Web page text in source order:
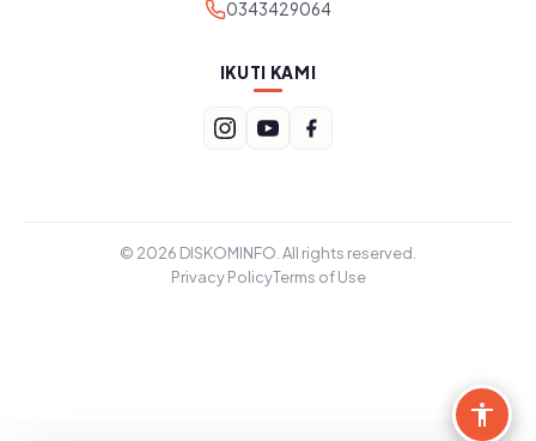
0343429064
IKUTI KAMI
© 2026 DISKOMINFO. All rights reserved.
Privacy PolicyTerms of Use